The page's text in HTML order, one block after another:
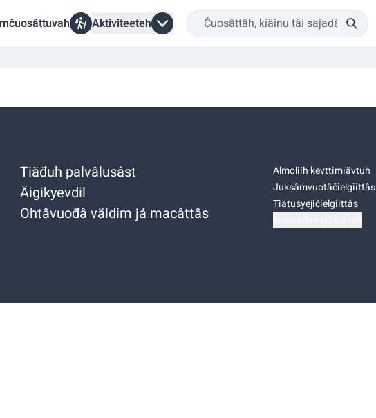
Aktiviteeteh
Tiäđuh palvâlusâst
Äigikyevdil
Ohtâvuođâ väldim já macâttâs
Almoliih kevttimiävtuh
Juksâmvuotâčielgiittâs
Tiätusyejičielgiittâs